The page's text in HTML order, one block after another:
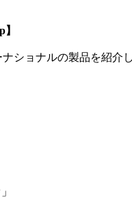
ショナルの製品を紹介